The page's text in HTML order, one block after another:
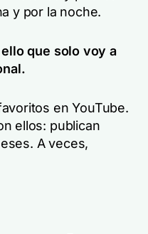
y por la noche.
que solo voy a
en YouTube.
ellos: publican
A veces,